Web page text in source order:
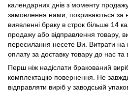
календарних днів з моменту
замовлення нами, покриваються за
виявленні браку в строк більше 14
продажу або відправлення товару,
пересилання несете Ви. Витрати на
оплату за доставку товару до нас та
Перш ніж надіслати бракований
комплектацію повернення. Не
відправляти виріб у заводській